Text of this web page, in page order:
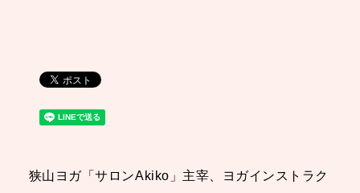
狭山ヨガ「サロンAkiko」主宰、ヨガインストラク